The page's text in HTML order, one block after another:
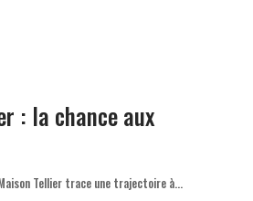
: la chance aux
Tellier trace une trajectoire à…